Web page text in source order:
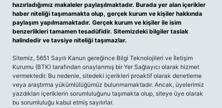
hazırladığımız makaleler paylaşılmaktadır. Burada yer alan içerikler
haber niteliği taşımamakta olup, gerçek kurum ve kişiler hakkında
paylaşım yapılmamaktadır. Gerçek kurum ve kişiler ile isim
benzerlikleri tamamen tesadüfidir. Sitemizdeki bilgiler taslak
halindedir ve tavsiye niteliği taşımazlar.
Sitemiz, 5651 Sayılı Kanun gereğince Bilgi Teknolojileri ve İletişim
Kurumu (BTK) tarafından onaylanmış bir Yer Sağlayıcı olarak hizmet
vermektedir. Bu nedenle, sitedeki içerikleri proaktif olarak denetleme
veya araştırma yükümlülüğümüz bulunmamaktadır. Ancak, üyelerimiz
yazdıkları içeriklerin sorumluluğunu taşımakta olup, siteye üye olarak
bu sorumluluğu kabul etmiş sayılırlar.